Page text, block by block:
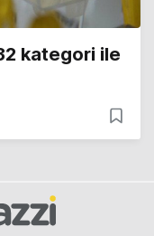
kategori ile